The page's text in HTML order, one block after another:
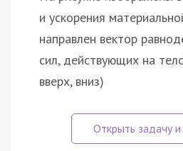
и ускорения
направлен вектор
сил, действующих на
вверх, вниз)